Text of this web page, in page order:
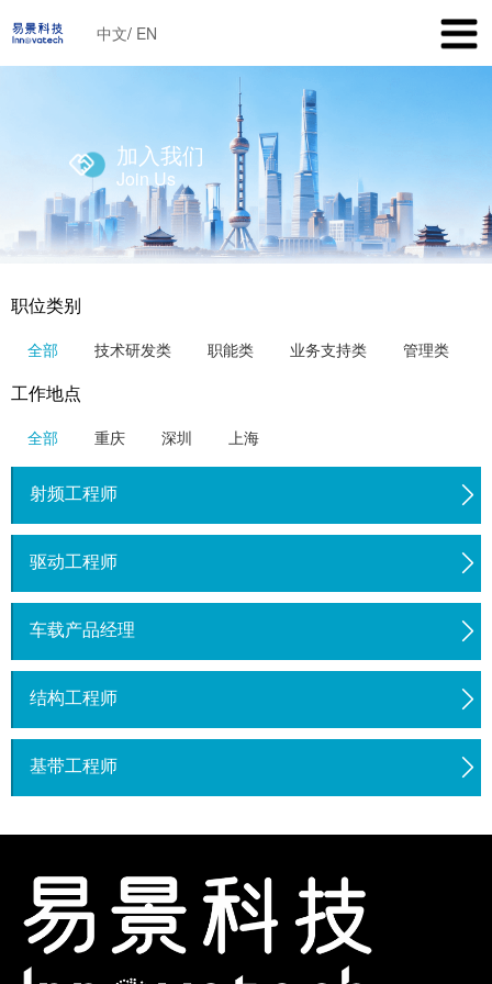
中文/ EN
加入我们
Join Us
职位类别
全部 技术研发类 职能类 业务支持类 管理类
工作地点
全部 重庆 深圳 上海
射频工程师
驱动工程师
车载产品经理
结构工程师
基带工程师